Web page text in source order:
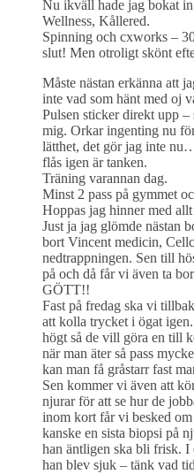
Nu ikväll hade jag bokat
Wellness, Kållered.
Spinning och cxworks –
slut! Men otroligt skönt
Måste nästan erkänna att
inte vad som hänt med oj
Pulsen sticker direkt upp
mig. Orkar ingenting nu
lätthet, det gör jag inte
flås igen är tanken.
Träning varannan dag.
Minst 2 pass på gymmet
Hoppas jag hinner med
Just ja jag glömde nästan
bort Vincent medicin,
nedtrappningen. Sen till
på och då får vi även ta
GÖTT!!
Fast på fredag ska vi
att kolla trycket i ögat
högt så de vill göra en till
när man äter så pass
kan man få gråstarr fast
Sen kommer vi även att
njurar för att se hur de
inom kort får vi besked
kanske en sista biopsi på
han äntligen ska bli frisk. I
han blev sjuk – tänk vad